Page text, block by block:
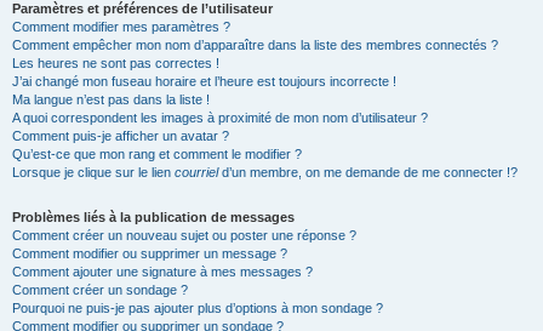
Paramètres et préférences de l’utilisateur
Comment modifier mes paramètres ?
Comment empêcher mon nom d’apparaître dans la liste des membres connectés ?
Les heures ne sont pas correctes !
J’ai changé mon fuseau horaire et l’heure est toujours incorrecte !
Ma langue n’est pas dans la liste !
A quoi correspondent les images à proximité de mon nom d’utilisateur ?
Comment puis-je afficher un avatar ?
Qu’est-ce que mon rang et comment le modifier ?
Lorsque je clique sur le lien courrield’un membre, on me demande de me connecter !?
Problèmes liés à la publication de messages
Comment créer un nouveau sujet ou poster une réponse ?
Comment modifier ou supprimer un message ?
Comment ajouter une signature à mes messages ?
Comment créer un sondage ?
Pourquoi ne puis-je pas ajouter plus d’options à mon sondage ?
Comment modifier ou supprimer un sondage ?